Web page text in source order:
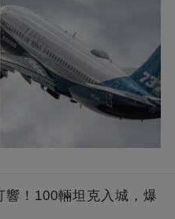
！100輛坦克入城，爆